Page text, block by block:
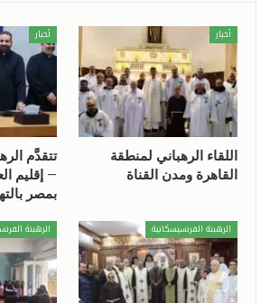
أخبار
اللقاء الرهباني لمنطقة
القاهرة ومدن القناة
أخبار
تتقدَّم
– إقليم
بمصر
الرهبنة الفرنسيسكانية الرهبنة